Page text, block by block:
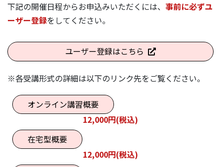
下記の開催日程からお申込みいただくには、 事前に必ずユ
ーザー登録をしてください。
ユーザー登録はこちら
※各受講形式の詳細は以下のリンク先をご覧ください。
オンライン講習概要
12,000円(税込)
在宅型概要
12,000円(税込)